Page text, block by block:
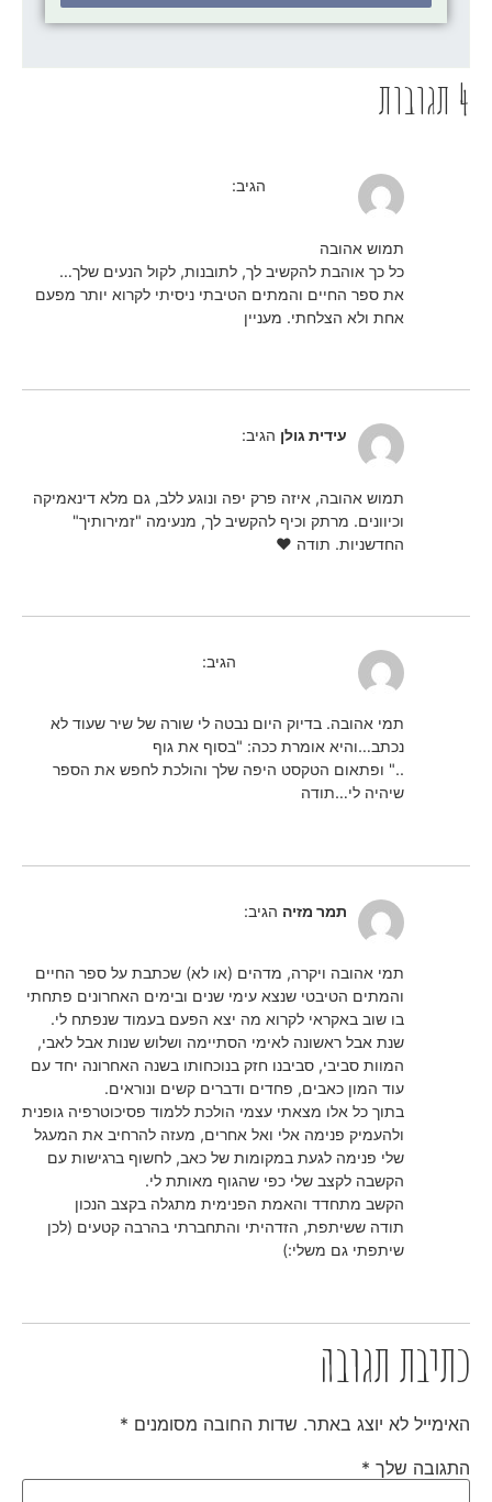
4 תגובות
הגיב:
תמוש אהובה
כל כך אוהבת להקשיב לך, לתובנות, לקול הנעים שלך…
את ספר החיים והמתים הטיבתי ניסיתי לקרוא יותר מפעם
אחת ולא הצלחתי. מעניין
עידית גולן הגיב:
תמוש אהובה, איזה פרק יפה ונוגע ללב, גם מלא דינאמיקה
וכיוונים. מרתק וכיף להקשיב לך, מנעימה "זמירותיך"
החדשניות. תודה ❤️
הגיב:
תמי אהובה. בדיוק היום נבטה לי שורה של שיר שעוד לא
נכתב…והיא אומרת ככה: "בסוף את גוף
.." ופתאום הטקסט היפה שלך והולכת לחפש את הספר
שיהיה לי…תודה
תמר מזיה הגיב:
תמי אהובה ויקרה, מדהים (או לא) שכתבת על ספר החיים
והמתים הטיבטי שנצא עימי שנים ובימים האחרונים פתחתי
בו שוב באקראי לקרוא מה יצא הפעם בעמוד שנפתח לי.
שנת אבל ראשונה לאימי הסתיימה ושלוש שנות אבל לאבי,
המוות סביבי, סביבנו חזק בנוכחותו בשנה האחרונה יחד עם
עוד המון כאבים, פחדים ודברים קשים ונוראים.
בתוך כל אלו מצאתי עצמי הולכת ללמוד פסיכוטרפיה גופנית
ולהעמיק פנימה אלי ואל אחרים, מעזה להרחיב את המעגל
שלי פנימה לגעת במקומות של כאב, לחשוף ברגישות עם
הקשבה לקצב שלי כפי שהגוף מאותת לי.
הקשב מתחדד והאמת הפנימית מתגלה בקצב הנכון
תודה ששיתפת, הזדהיתי והתחברתי בהרבה קטעים (לכן
שיתפתי גם משלי:)
כתיבת תגובה
האימייל לא יוצג באתר. שדות החובה מסומנים *
התגובה שלך *